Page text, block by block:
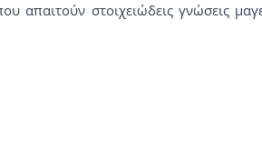
απαιτούν στοιχειώδεις γνώσεις